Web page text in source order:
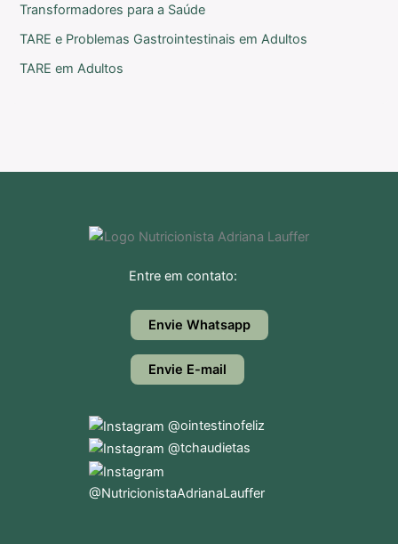
Transformadores para a Saúde
TARE e Problemas Gastrointestinais em Adultos
TARE em Adultos
Entre em contato:
Envie Whatsapp
Envie E-mail
@ointestinofeliz
@tchaudietas
@NutricionistaAdrianaLauffer